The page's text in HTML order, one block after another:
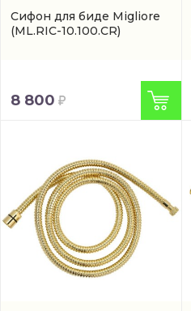
Сифон для биде Migliore
(ML.RIC-10.100.CR)
8 800